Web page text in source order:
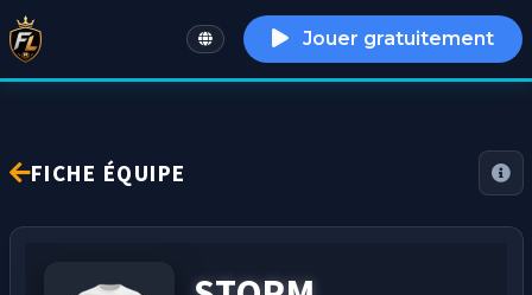
English Jouer gratuitement
FICHE ÉQUIPE